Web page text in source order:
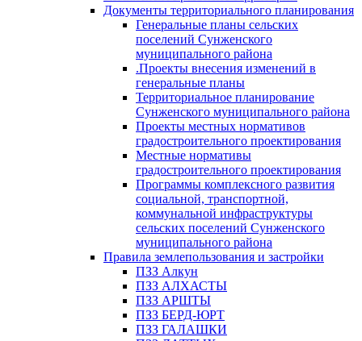
Документы территориального планирования
Генеральные планы сельских
поселений Сунженского
муниципального района
.Проекты внесения изменений в
генеральные планы
Территориальное планирование
Сунженского муниципального района
Проекты местных нормативов
градостроительного проектирования
Местные нормативы
градостроительного проектирования
Программы комплексного развития
социальной, транспортной,
коммунальной инфраструктуры
сельских поселений Сунженского
муниципального района
Правила землепользования и застройки
ПЗЗ Алкун
ПЗЗ АЛХАСТЫ
ПЗЗ АРШТЫ
ПЗЗ БЕРД-ЮРТ
ПЗЗ ГАЛАШКИ